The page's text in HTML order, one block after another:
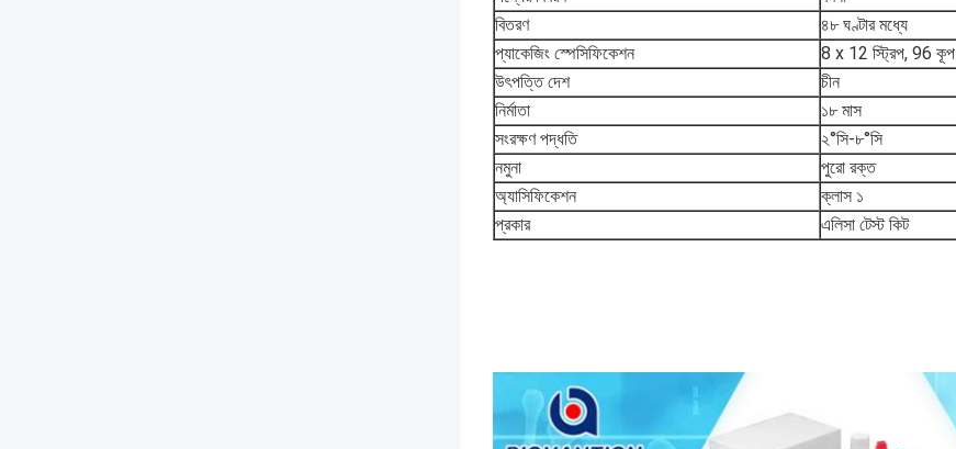
বিতরণ
৪৮ ঘণ্টার মধ্যে
প্যাকেজিং স্পেসিফিকেশন
8 x 12 স্ট্রিপ, 96 কূপ
উৎপত্তি দেশ
চীন
নির্মাতা ১৮ মাস
সংরক্ষণ পদ্ধতি
২°সি-৮°সি
নমুনা
পুরো রক্ত
অ্যাসিফিকেশন
ক্লাস ১
প্রকার এলিসা টেস্ট কিট